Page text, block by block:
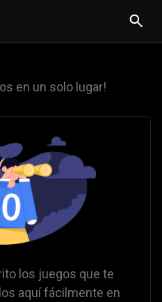
en un solo lugar!
los juegos que te
aquí fácilmente en